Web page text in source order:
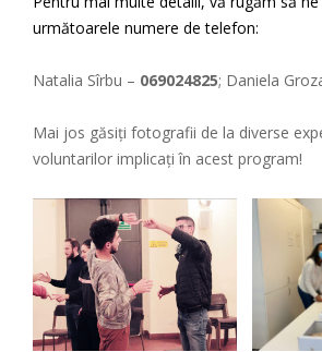
următoarele numere de telefon:
Natalia Sîrbu – 069024825; Daniela
Mai jos găsiți fotografii de la diverse
voluntarilor implicați în acest program!